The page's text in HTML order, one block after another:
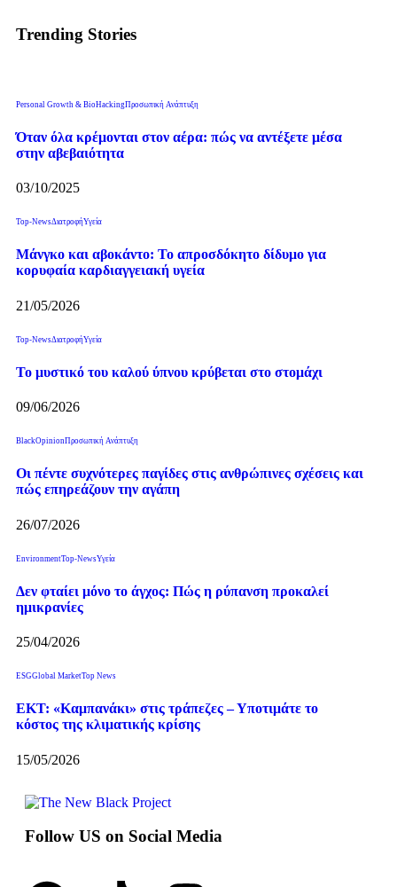
Trending Stories
Personal Growth & BioHackingΠροσωπική Ανάπτυξη
Όταν όλα κρέμονται στον αέρα: πώς να αντέξετε μέσα
στην αβεβαιότητα
03/10/2025
Top-NewsΔιατροφήΥγεία
Μάνγκο και αβοκάντο: Το απροσδόκητο δίδυμο για
κορυφαία καρδιαγγειακή υγεία
21/05/2026
Top-NewsΔιατροφήΥγεία
Το μυστικό του καλού ύπνου κρύβεται στο στομάχι
09/06/2026
BlackOpinionΠροσωπική Ανάπτυξη
Οι πέντε συχνότερες παγίδες στις ανθρώπινες σχέσεις και
πώς επηρεάζουν την αγάπη
26/07/2026
EnvironmentTop-NewsΥγεία
Δεν φταίει μόνο το άγχος: Πώς η ρύπανση προκαλεί
ημικρανίες
25/04/2026
ESGGlobal MarketTop News
ΕΚΤ: «Καμπανάκι» στις τράπεζες – Υποτιμάτε το
κόστος της κλιματικής κρίσης
15/05/2026
Follow US on Social Media